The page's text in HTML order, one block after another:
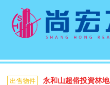
出售物件 永和山超俗投資林地